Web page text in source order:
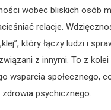
wobec bliskich osób
relacje.
który łączy ludzi i
z innymi. To z
wsparcia społecznego,
psychicznego.